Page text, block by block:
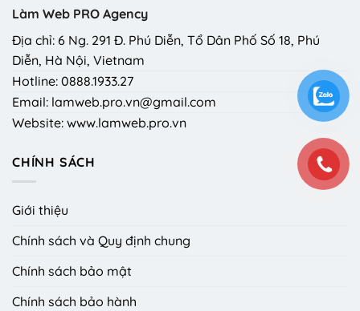
Làm Web PRO Agency
Địa chỉ: 6 Ng. 291 Đ. Phú Diễn, Tổ Dân Phố Số 18, Phú
Diễn, Hà Nội, Vietnam
Hotline: 0888.1933.27
Email: lamweb.pro.vn@gmail.com
Website: www.lamweb.pro.vn
CHÍNH SÁCH
Giới thiệu
Chính sách và Quy định chung
Chính sách bảo mật
Chính sách bảo hành